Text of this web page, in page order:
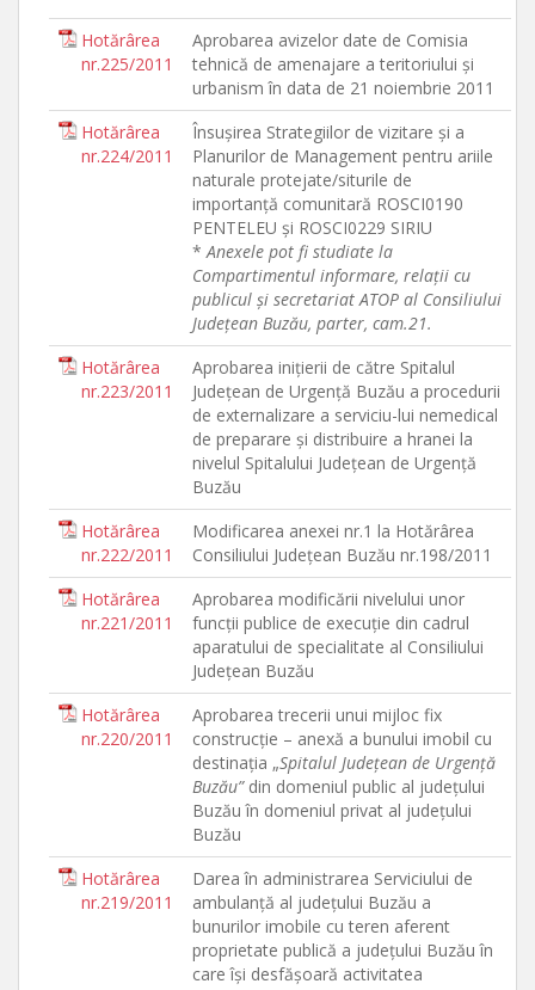
Hotărârea
nr.225/2011
Aprobarea avizelor date de Comisia
tehnică de amenajare a teritoriului şi
urbanism în data de 21 noiembrie 2011
Hotărârea
nr.224/2011
Însuşirea Strategiilor de vizitare şi a
Planurilor de Management pentru ariile
naturale protejate/siturile de
importanţă comunitară ROSCI0190
PENTELEU şi ROSCI0229 SIRIU
*Anexele pot fi studiate la
Compartimentul informare, relaţii cu
publicul şi secretariat ATOP al Consiliului
Judeţean Buzău, parter, cam.21.
Hotărârea
nr.223/2011
Aprobarea iniţierii de către Spitalul
Judeţean de Urgenţă Buzău a procedurii
de externalizare a serviciu-lui nemedical
de preparare şi distribuire a hranei la
nivelul Spitalului Judeţean de Urgenţă
Buzău
Hotărârea
nr.222/2011
Modificarea anexei nr.1 la Hotărârea
Consiliului Judeţean Buzău nr.198/2011
Hotărârea
nr.221/2011
Aprobarea modificării nivelului unor
funcţii publice de execuţie din cadrul
aparatului de specialitate al Consiliului
Judeţean Buzău
Hotărârea
nr.220/2011
Aprobarea trecerii unui mijloc fix
construcţie – anexă a bunului imobil cu
destinaţia „Spitalul Judeţean de Urgenţă
Buzău”din domeniul public al judeţului
Buzău în domeniul privat al judeţului
Buzău
Hotărârea
nr.219/2011
Darea în administrarea Serviciului de
ambulanţă al judeţului Buzău a
bunurilor imobile cu teren aferent
proprietate publică a judeţului Buzău în
care îşi desfăşoară activitatea